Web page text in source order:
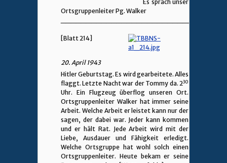
Es sprach unser
Ortsgruppenleiter Pg. Walker
[Blatt 214]
20. April 1943
Hitler Geburtstag. Es wird gearbeitete. Alles
flaggt. Letzte Nacht war der Tommy da. 230
Uhr. Ein Flugzeug überflog unseren Ort.
Ortsgruppenleiter Walker hat immer seine
Arbeit. Welche Arbeit er leistet kann nur der
sagen, der dabei war. Jeder kann kommen
und er hält Rat. Jede Arbeit wird mit der
Liebe, Ausdauer und Fähigkeit erledigt.
Welche Ortsgruppe hat wohl solch einen
Ortsgruppenleiter. Heute bekam er seine